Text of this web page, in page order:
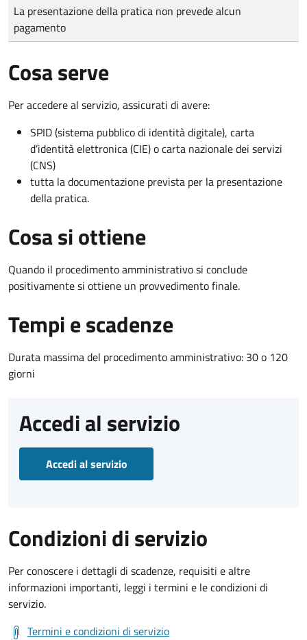
Tipo di pagamento
Importo
La presentazione della pratica non prevede alcun
pagamento
Cosa serve
Per accedere al servizio, assicurati di avere:
SPID (sistema pubblico di identità digitale), carta
d’identità elettronica (CIE) o carta nazionale dei servizi
(CNS)
tutta la documentazione prevista per la presentazione
della pratica.
Cosa si ottiene
Quando il procedimento amministrativo si conclude
positivamente si ottiene un provvedimento finale.
Tempi e scadenze
Durata massima del procedimento amministrativo: 30 o 120
giorni
Accedi al servizio
Accedi al servizio
Condizioni di servizio
Per conoscere i dettagli di scadenze, requisiti e altre
informazioni importanti, leggi i termini e le condizioni di
servizio.
Termini e condizioni di servizio